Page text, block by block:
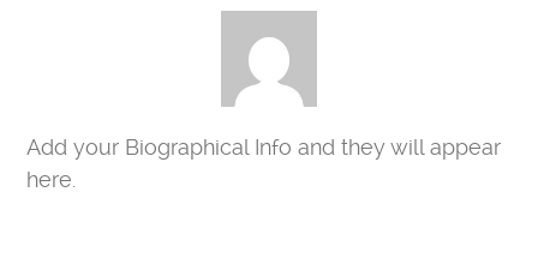
Add your Biographical Info and they will appear
here.